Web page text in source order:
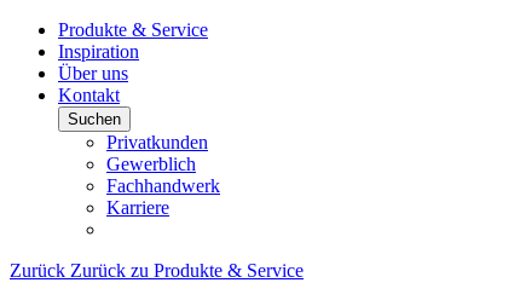
Produkte & Service
Inspiration
Über uns
Kontakt
Suchen
Privatkunden
Gewerblich
Fachhandwerk
Karriere
Zurück Zurück zu Produkte & Service